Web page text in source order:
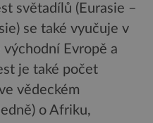
světadílů (Eurasie –
se také vyučuje v
Evropě a
je také počet
vědeckém
o Afriku,